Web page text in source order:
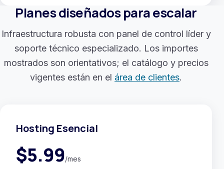
Planes diseñados para escalar
Infraestructura robusta con panel de control líder y
soporte técnico especializado. Los importes
mostrados son orientativos; el catálogo y precios
vigentes están en el área de clientes.
Hosting Esencial
$5.99/mes